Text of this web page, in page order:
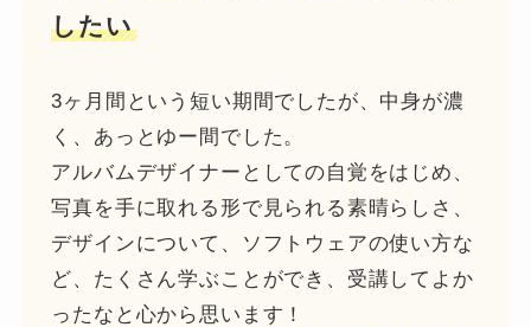
したい
3ヶ月間という短い期間でしたが、中身が濃
く、あっとゆー間でした。
アルバムデザイナーとしての自覚をはじめ、
写真を手に取れる形で見られる素晴らしさ、
デザインについて、ソフトウェアの使い方な
ど、たくさん学ぶことができ、受講してよか
ったなと心から思います！